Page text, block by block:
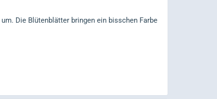
Die Blütenblätter bringen ein bisschen Farbe